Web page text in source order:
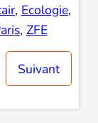
, Ecologie
, ZFE
Suivant